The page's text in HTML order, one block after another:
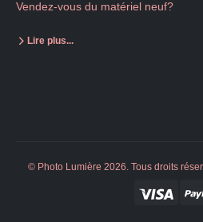
Vendez-vous du matériel neuf?
Lire plus...
© Photo Lumière 2026. Tous droits